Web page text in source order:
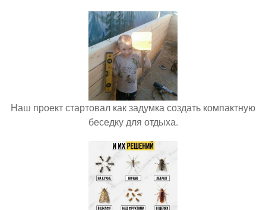
Наш проект стартовал как задумка создать компактную
беседку для отдыха.